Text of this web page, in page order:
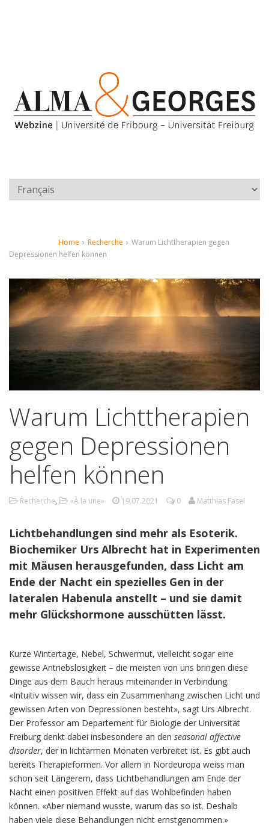
Home › Recherche › Warum Lichttherapien gegen
Depressionen helfen können
Warum Lichttherapien
gegen Depressionen
helfen können
Recherche, «À la une» 19.07.2021 0 Matthias Fasel
Lichtbehandlungen sind mehr als Esoterik.
Biochemiker Urs Albrecht hat in Experimenten
mit Mäusen herausgefunden, dass Licht am
Ende der Nacht ein spezielles Gen in der
lateralen Habenula anstellt – und sie damit
mehr Glückshormone ausschütten lässt.
Kurze Wintertage, Nebel, Schwermut, vielleicht sogar eine
gewisse Antriebslosigkeit – die meisten von uns bringen diese
Dinge aus dem Bauch heraus miteinander in Verbindung.
«Intuitiv wissen wir, dass ein Zusammenhang zwischen Licht und
gewissen Arten von Depressionen besteht», sagt Urs Albrecht.
Der Professor am Departement für Biologie der Universität
Freiburg denkt dabei insbesondere an den seasonal affective
disorder, der in lichtarmen Monaten verbreitet ist. Es gibt auch
bereits Therapieformen. Vor allem in Nordeuropa weiss man
schon seit Längerem, dass Lichtbehandlungen am Ende der
Nacht einen positiven Effekt auf das Wohlbefinden haben
können. «Aber niemand wusste, warum das so ist. Deshalb
haben viele diese Behandlungen nicht ernstgenommen.»